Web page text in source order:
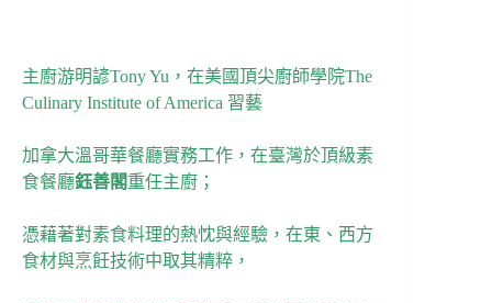
主廚游明諺Tony Yu，在美國頂尖廚師學院The
Culinary Institute of America 習藝
加拿大溫哥華餐廳實務工作，在臺灣於頂級素
食餐廳鈺善閣重任主廚；
憑藉著對素食料理的熱忱與經驗，在東、西方
食材與烹飪技術中取其精粹，